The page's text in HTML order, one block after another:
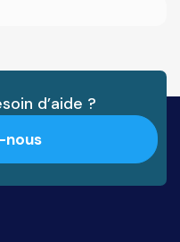
d’aide ?
nous